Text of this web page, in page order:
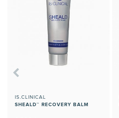
IS.CLINICAL
SHEALD™ RECOVERY BALM